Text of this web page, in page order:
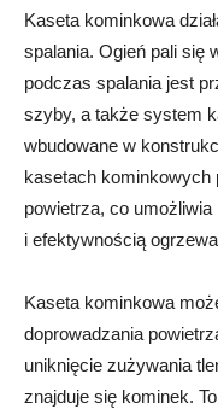
Kaseta kominkowa
spalania. Ogień pali się
podczas spalania jest
szyby, a także system
wbudowane w
kasetach kominkowych
powietrza, co
i efektywnością
Kaseta kominkowa
doprowadzania
uniknięcie zużywania
znajduje się kominek.